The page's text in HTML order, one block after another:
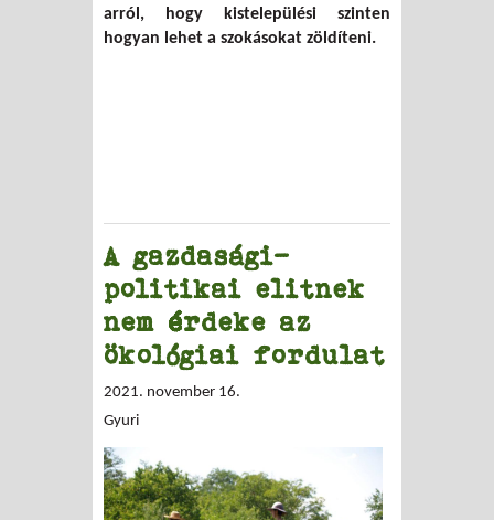
arról, hogy kistelepülési szinten
hogyan lehet a szokásokat zöldíteni.
A gazdasági-
politikai elitnek
nem érdeke az
ökológiai fordulat
2021. november 16.
Gyuri